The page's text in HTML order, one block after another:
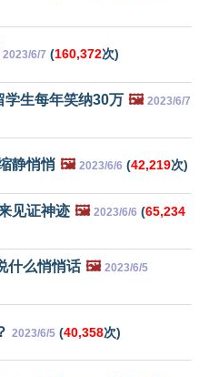
2023/6/7 (160,372次)
学生每年笑纳30万 🖼️ 2023/6/7
静悄悄 🖼️ 2023/6/6 (42,219次)
见证神迹 🖼️ 2023/6/6 (65,234
什么悄悄话 🖼️ 2023/6/5
2023/6/5 (40,358次)